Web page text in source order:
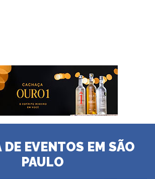
DE EVENTOS EM SÃO
PAULO